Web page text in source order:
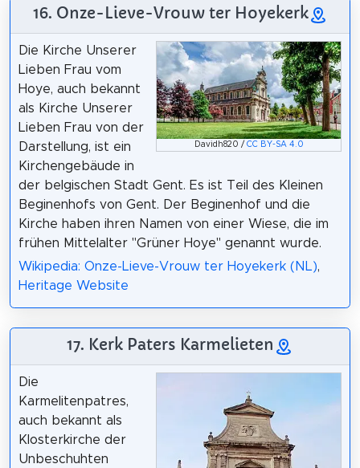
16. Onze-Lieve-Vrouw ter Hoyekerk
Davidh820 / CC BY-SA 4.0
Die Kirche Unserer
Lieben Frau vom
Hoye, auch bekannt
als Kirche Unserer
Lieben Frau von der
Darstellung, ist ein
Kirchengebäude in
der belgischen Stadt Gent. Es ist Teil des Kleinen
Beginenhofs von Gent. Der Beginenhof und die
Kirche haben ihren Namen von einer Wiese, die im
frühen Mittelalter "Grüner Hoye" genannt wurde.
Wikipedia: Onze-Lieve-Vrouw ter Hoyekerk (NL),
Heritage Website
17. Kerk Paters Karmelieten
Die
Karmelitenpatres,
auch bekannt als
Klosterkirche der
Unbeschuhten